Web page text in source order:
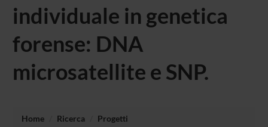
individuale in genetica
forense: DNA
microsatellite e SNP.
Home Ricerca
Progetti